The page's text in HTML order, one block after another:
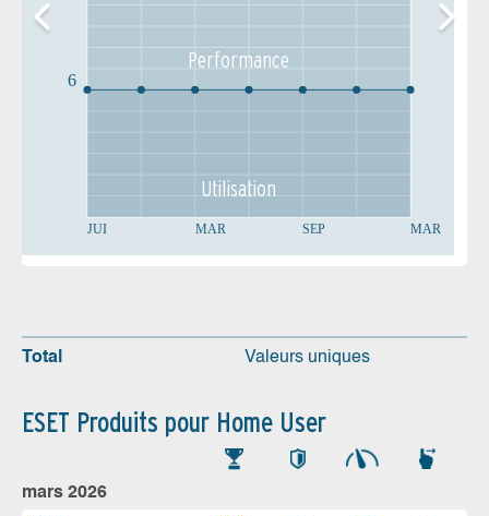
JUI MAR SEP MAR
6
Performance
Utilisation
Total Valeurs uniques
ESET Produits pour Home User
mars 2026